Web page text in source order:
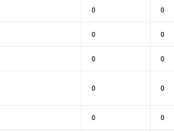
0 0
0 0
0 0
0 0
0 0